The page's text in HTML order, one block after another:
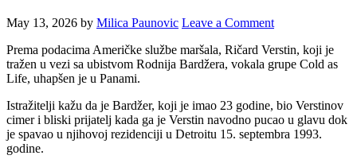
May 13, 2026 by Milica Paunovic Leave a Comment
Prema podacima Američke službe maršala, Ričard Verstin, koji je
tražen u vezi sa ubistvom Rodnija Bardžera, vokala grupe Cold as
Life, uhapšen je u Panami.
Istražitelji kažu da je Bardžer, koji je imao 23 godine, bio Verstinov
cimer i bliski prijatelj kada ga je Verstin navodno pucao u glavu dok
je spavao u njihovoj rezidenciji u Detroitu 15. septembra 1993.
godine.